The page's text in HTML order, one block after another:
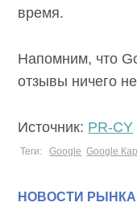
время.
Напомним, что
отзывы ничего
Источник: PR-CY
Теги: Google Google
НОВОСТИ